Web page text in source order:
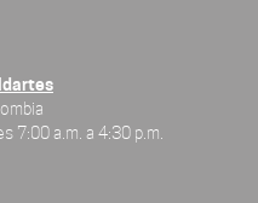
7:00 a.m. a 4:30 p.m.